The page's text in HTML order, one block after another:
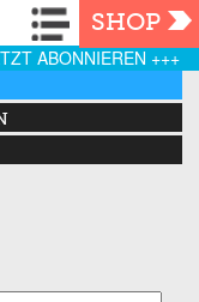
Navigation
SHOP
ABONNIEREN +++